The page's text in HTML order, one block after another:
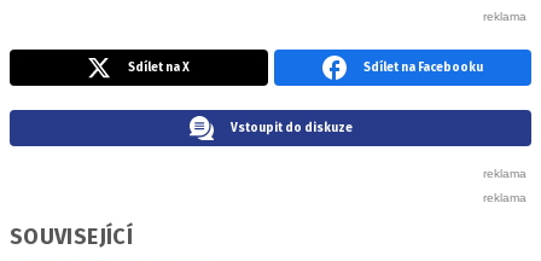
Sdílet na X Sdílet na Facebooku
Vstoupit do diskuze
SOUVISEJÍCÍ